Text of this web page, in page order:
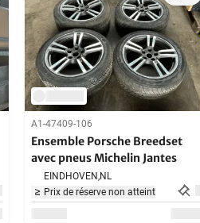
A1-47409-106
Ensemble Porsche Breedset
avec pneus Michelin Jantes
EINDHOVEN,NL
Prix de réserve non atteint